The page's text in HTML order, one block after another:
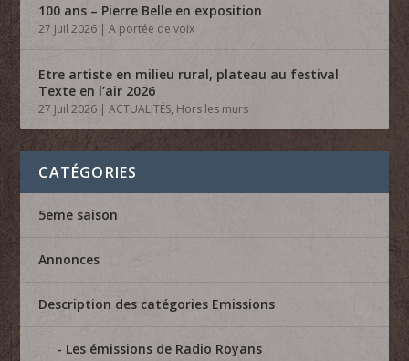
100 ans – Pierre Belle en exposition
27 Juil 2026 |A portée de voix
Etre artiste en milieu rural, plateau au festival
Texte en l’air 2026
27 Juil 2026 |ACTUALITÉS, Hors les murs
CATÉGORIES
5eme saison
Annonces
Description des catégories Emissions
Les émissions de Radio Royans